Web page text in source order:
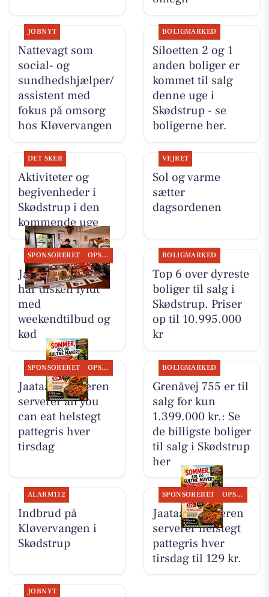
JOBNYT
Nattevagt som
social- og
sundhedshjælper/
assistent med
fokus på omsorg
hos Kløvervangen
BOLIGMARKED
Siloetten 2 og 1
anden boliger er
kommet til salg
denne uge i
Skødstrup - se
boligerne her.
DET SKER
Aktiviteter og
begivenheder i
Skødstrup i den
kommende uge
VEJRET
Sol og varme
sætter
dagsordenen
SPONSORERET OPSLAGSTAVLEN
Jaataak Slagteren
har disken fyldt
med
weekendtilbud og
kød
BOLIGMARKED
Top 6 over dyreste
boliger til salg i
Skødstrup. Priser
op til 10.995.000
kr
SPONSORERET OPSLAGSTAVLEN
Jaataak Slagteren
serverer all you
can eat helstegt
pattegris hver
tirsdag
BOLIGMARKED
Grenåvej 755 er til
salg for kun
1.399.000 kr.: Se
de billigste boliger
til salg i Skødstrup
her
ALARM112
Indbrud på
Kløvervangen i
Skødstrup
SPONSORERET OPSLAGSTAVLEN
Jaataak Slagteren
serverer helstegt
pattegris hver
tirsdag til 129 kr.
JOBNYT